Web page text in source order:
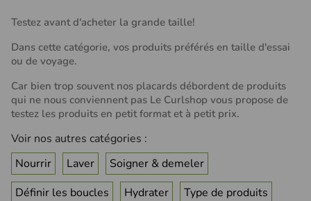
Testez avant d'acheter la grande taille!
Dans cette catégorie, vos produits préférés en taille d'essai
ou de voyage.
Car bien trop souvent nos placards débordent de produits
qui ne nous conviennent pas Le Curlshop vous propose de
testez les produits en petit format et à petit prix.
Voir nos autres catégories :
Nourrir
Laver
Soigner & demeler
Définir les boucles
Hydrater
Type de produits